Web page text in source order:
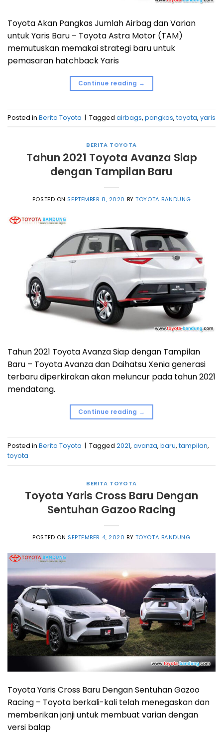
Toyota Akan Pangkas Jumlah Airbag dan Varian
untuk Yaris Baru – Toyota Astra Motor (TAM)
memutuskan memakai strategi baru untuk
pemasaran hatchback Yaris
Continue reading →
Posted in Berita Toyota | Tagged airbags, pangkas, toyota, yaris
BERITA TOYOTA
Tahun 2021 Toyota Avanza Siap
dengan Tampilan Baru
POSTED ON SEPTEMBER 8, 2020 BYTOYOTA BANDUNG
Tahun 2021 Toyota Avanza Siap dengan Tampilan
Baru – Toyota Avanza dan Daihatsu Xenia generasi
terbaru diperkirakan akan meluncur pada tahun 2021
mendatang.
Continue reading →
Posted in Berita Toyota | Tagged 2021, avanza, baru, tampilan,
toyota
BERITA TOYOTA
Toyota Yaris Cross Baru Dengan
Sentuhan Gazoo Racing
POSTED ON SEPTEMBER 4, 2020 BY TOYOTA BANDUNG
Toyota Yaris Cross Baru Dengan Sentuhan Gazoo
Racing – Toyota berkali-kali telah menegaskan dan
memberikan janji untuk membuat varian dengan
versi balap